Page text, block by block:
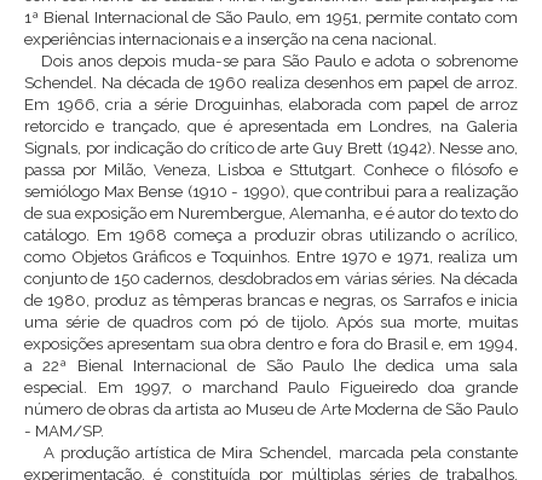
1ª Bienal Internacional de São Paulo, em 1951, permite contato com
experiências internacionais e a inserção na cena nacional.
Dois anos depois muda-se para São Paulo e adota o sobrenome
Schendel. Na década de 1960 realiza desenhos em papel de arroz.
Em 1966, cria a série Droguinhas, elaborada com papel de arroz
retorcido e trançado, que é apresentada em Londres, na Galeria
Signals, por indicação do crítico de arte Guy Brett (1942). Nesse ano,
passa por Milão, Veneza, Lisboa e Sttutgart. Conhece o filósofo e
semiólogo Max Bense (1910 - 1990), que contribui para a realização
de sua exposição em Nurembergue, Alemanha, e é autor do texto do
catálogo. Em 1968 começa a produzir obras utilizando o acrílico,
como Objetos Gráficos e Toquinhos. Entre 1970 e 1971, realiza um
conjunto de 150 cadernos, desdobrados em várias séries. Na década
de 1980, produz as têmperas brancas e negras, os Sarrafos e inicia
uma série de quadros com pó de tijolo. Após sua morte, muitas
exposições apresentam sua obra dentro e fora do Brasil e, em 1994,
a 22ª Bienal Internacional de São Paulo lhe dedica uma sala
especial. Em 1997, o marchand Paulo Figueiredo doa grande
número de obras da artista ao Museu de Arte Moderna de São Paulo
- MAM/SP.
A produção artística de Mira Schendel, marcada pela constante
experimentação, é constituída por múltiplas séries de trabalhos,